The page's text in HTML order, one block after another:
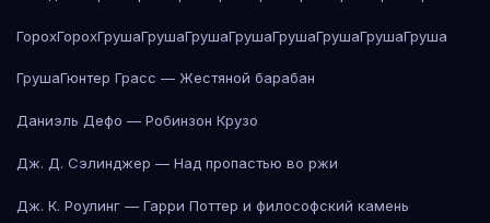
ГорохГорохГрушаГрушаГрушаГрушаГрушаГрушаГрушаГруша
ГрушаГюнтер Грасс — Жестяной барабан
Даниэль Дефо — Робинзон Крузо
Дж. Д. Сэлинджер — Над пропастью во ржи
Дж. К. Роулинг — Гарри Поттер и философский камень